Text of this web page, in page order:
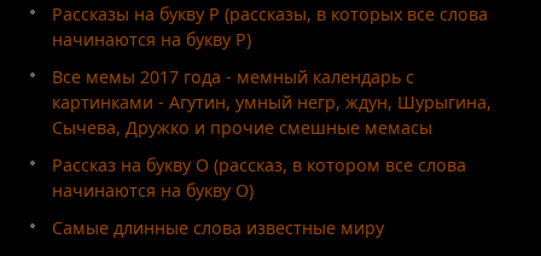
Рассказы на букву Р (рассказы, в которых все слова
начинаются на букву Р)
Все мемы 2017 года - мемный календарь с
картинками - Агутин, умный негр, ждун, Шурыгина,
Сычева, Дружко и прочие смешные мемасы
Рассказ на букву О (рассказ, в котором все слова
начинаются на букву О)
Самые длинные слова известные миру